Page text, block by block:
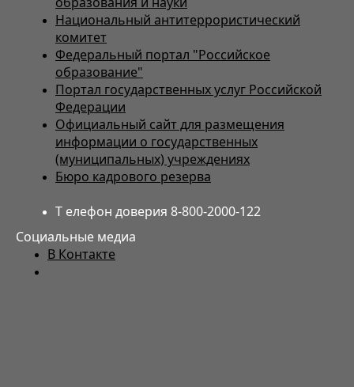
Национальный антитеррористический
комитет
Федеральный портал "Российское
образование"
Портал государственных услуг Российской
Федерации
Официальный сайт для размещения
информации о государственных
(муниципальных) учреждениях
Бюро кадрового резерва
Т елефон доверия 8-800-2000-122
Социальные медиа
В Контакте